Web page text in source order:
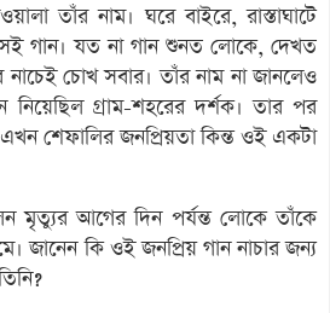
তাঁর নাম। ঘরে বাইরে, রাস্তাঘাটে
গান। যত না গান শুনত লোকে, দেখত
নাচেই চোখ সবার। তাঁর নাম না জানলেও
নিয়েছিল গ্রাম-শহরের দর্শক। তার পর
শেফালির জনপ্রিয়তা কিন্ত ওই একটা
মৃত্যুর আগের দিন পর্যন্ত লোকে তাঁকে
জানেন কি ওই জনপ্রিয় গান নাচার জন্য